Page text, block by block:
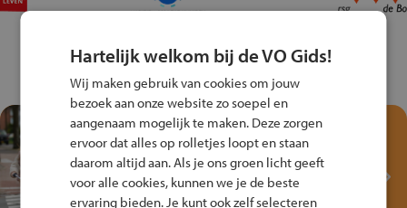
Test je kennis met het
Fiets Veilig
Verkeersspel!
Speel het Fiets Veilig Verkeersspel
Hartelijk welkom bij de VO Gids!
Wij maken gebruik van cookies om jouw
bezoek aan onze website zo soepel en
aangenaam mogelijk te maken. Deze zorgen
ervoor dat alles op rolletjes loopt en staan
daarom altijd aan. Als je ons groen licht geeft
voor alle cookies, kunnen we je de beste
ervaring bieden. Je kunt ook zelf selecteren